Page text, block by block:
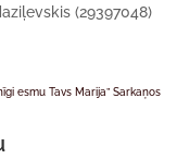
(29397048)
esmu Tavs Marija” Sarkaņos